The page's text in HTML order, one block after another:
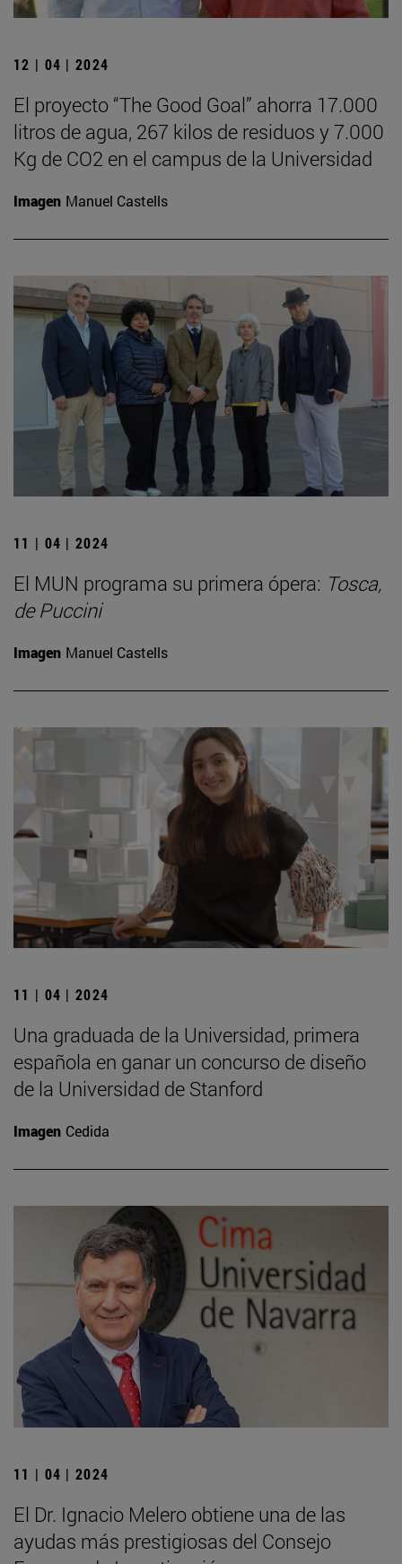
12 | 04 | 2024
El proyecto “The Good Goal” ahorra 17.000
litros de agua, 267 kilos de residuos y 7.000
Kg de CO2 en el campus de la Universidad
Imagen Manuel Castells
11 | 04 | 2024
El MUN programa su primera ópera: Tosca,
de Puccini
Imagen Manuel Castells
11 | 04 | 2024
Una graduada de la Universidad, primera
española en ganar un concurso de diseño
de la Universidad de Stanford
Imagen Cedida
11 | 04 | 2024
El Dr. Ignacio Melero obtiene una de las
ayudas más prestigiosas del Consejo